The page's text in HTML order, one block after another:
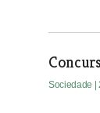
Sociedade